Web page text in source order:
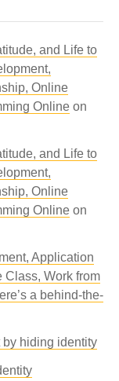
and Life to
Online
Online on
and Life to
Online
Online on
Application
Class, Work from
a behind-the-
by hiding identity